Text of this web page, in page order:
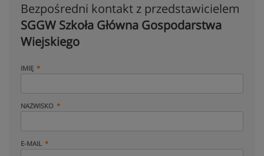
Bezpośredni kontakt z przedstawicielem
SGGW Szkoła Główna Gospodarstwa
Wiejskiego
IMIĘ
NAZWISKO
E-MAIL